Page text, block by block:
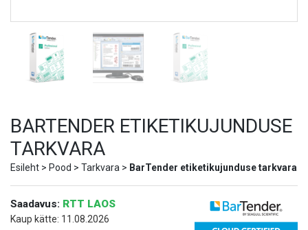
BARTENDER ETIKETIKUJUNDUSE
TARKVARA
Esileht > Pood > Tarkvara > BarTender etiketikujunduse tarkvara
Saadavus: RTT LAOS
Kaup kätte: 11.08.2026